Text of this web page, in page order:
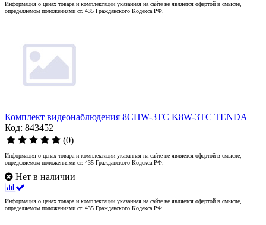
Информация о ценах товара и комплектации указанная на сайте не является офертой в смысле,
определяемом положениями ст. 435 Гражданского Кодекса РФ.
Комплект видеонаблюдения 8CHW-3TC K8W-3TC TENDA
Код: 843452
(0)
Информация о ценах товара и комплектации указанная на сайте не является офертой в смысле,
определяемом положениями ст. 435 Гражданского Кодекса РФ.
Нет в наличии
Информация о ценах товара и комплектации указанная на сайте не является офертой в смысле,
определяемом положениями ст. 435 Гражданского Кодекса РФ.